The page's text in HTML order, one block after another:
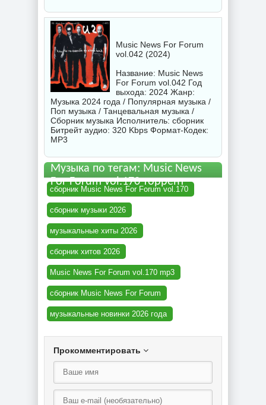
Music News For Forum
vol.042 (2024)
Название: Music News
For Forum vol.042 Год
выхода: 2024 Жанр:
Музыка 2024 года / Популярная музыка /
Поп музыка / Танцевальная музыка /
Сборник музыка Исполнитель: сборник
Битрейт аудио: 320 Kbps Формат-Кодек:
MP3
Музыка по тегам: Music News
For Forum vol.170 торрент
сборник Music News For Forum vol.170
сборник музыки 2026
музыкальные хиты 2026
сборник хитов 2026
Music News For Forum vol.170 mp3
сборник Music News For Forum
музыкальные новинки 2026 года
Прокомментировать